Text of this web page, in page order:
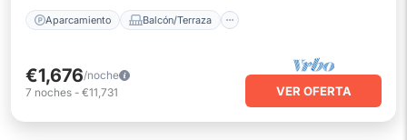
Aparcamiento Balcón/Terraza
€1,676/noche
7 noches - €11,731 VER OFERTA